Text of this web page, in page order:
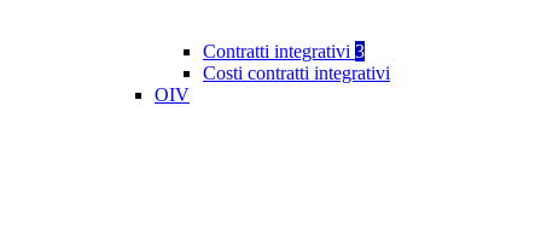
Contratti integrativi 3
Costi contratti integrativi
OIV